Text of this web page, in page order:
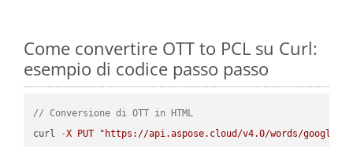
Come convertire OTT to PCL su Curl:
esempio di codice passo passo
// Conversione di OTT in HTML
curl
-X PUT
"https://api.aspose.cloud/v4.0/words/